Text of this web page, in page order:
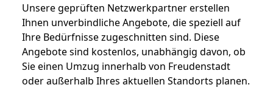
Unsere geprüften Netzwerkpartner erstellen
Ihnen unverbindliche Angebote, die speziell auf
Ihre Bedürfnisse zugeschnitten sind. Diese
Angebote sind kostenlos, unabhängig davon, ob
Sie einen Umzug innerhalb von Freudenstadt
oder außerhalb Ihres aktuellen Standorts planen.